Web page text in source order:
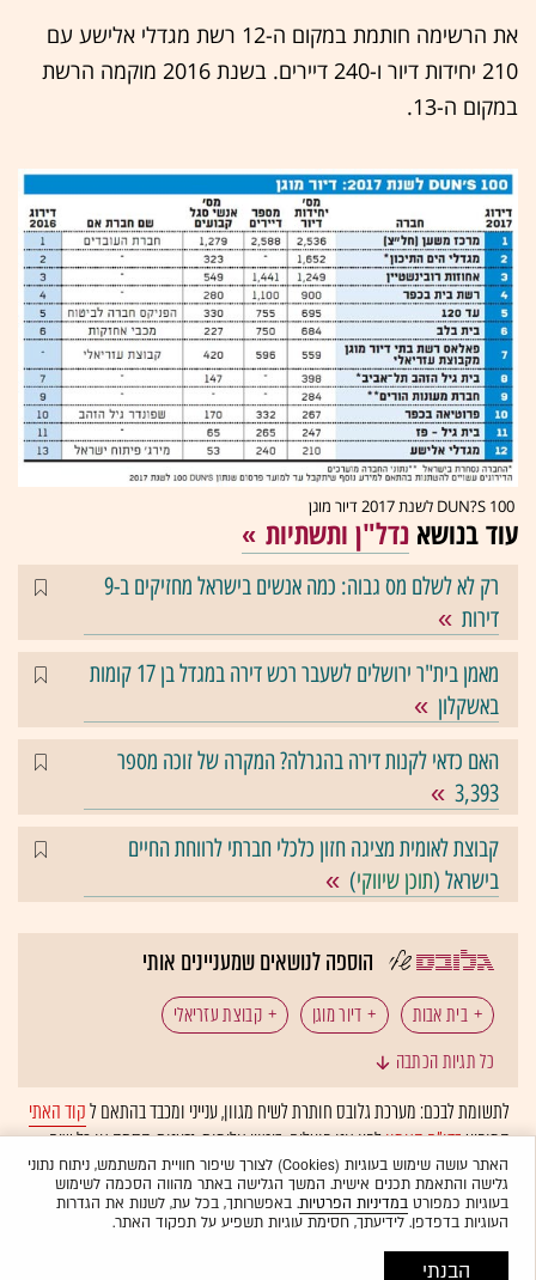
את הרשימה חותמת במקום ה-12 רשת מגדלי אלישע עם
210 יחידות דיור ו-240 דיירים. בשנת 2016 מוקמה הרשת
במקום ה-13.
עוד בנושא נדל"ן ותשתיות
רק לא לשלם מס גבוה: כמה אנשים בישראל מחזיקים ב-9
דירות
מאמן בית"ר ירושלים לשעבר רכש דירה במגדל בן 17 קומות
באשקלון
האם כדאי לקנות דירה בהגרלה? המקרה של זוכה מספר
3,393
קבוצת לאומית מציגה חזון כלכלי חברתי לרווחת החיים
בישראל (תוכן שיווקי)
הוספה לנושאים שמעניינים אותי
בית אבות דיור מוגן קבוצת עזריאלי
כל תגיות הכתבה
לתשומת לבכם: מערכת גלובס חותרת לשיח מגוון, ענייני ומכבד בהתאם לקוד האתי
המופיעבדו"ח האמוןלפיו אנו פועלים. ביטויי אלימות, גזענות, הסתה או כל שיח
בלתי הולם אחר מסוננים בצורהאוטומטיתולא יפורסמו באתר.
האתר עושה שימוש בעוגיות (Cookies) לצורך שיפור חוויית המשתמש, ניתוח נתוני
גלישה והתאמת תכנים אישית. המשך הגלישה באתר מהווה הסכמה לשימוש
בעוגיות כמפורטבמדיניות הפרטיות. באפשרותך, בכל עת, לשנות את הגדרות
העוגיות בדפדפן. לידיעתך, חסימת עוגיות תשפיע על תפקוד האתר.
הבנתי